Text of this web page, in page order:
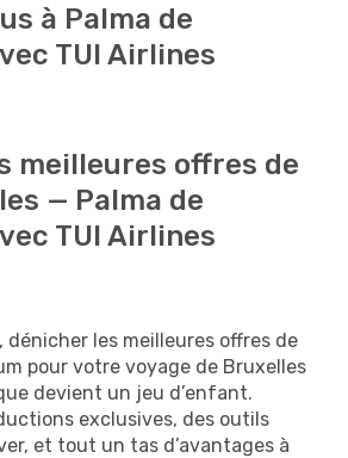
à Palma de
TUI Airlines
meilleures offres de
— Palma de
TUI Airlines
dénicher les meilleures offres de
pour votre voyage de Bruxelles
devient un jeu d’enfant.
exclusives, des outils
et tout un tas d’avantages à